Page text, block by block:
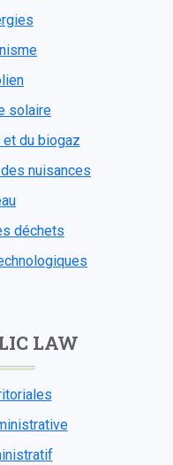
solaire
du biogaz
nuisances
déchets
LAW